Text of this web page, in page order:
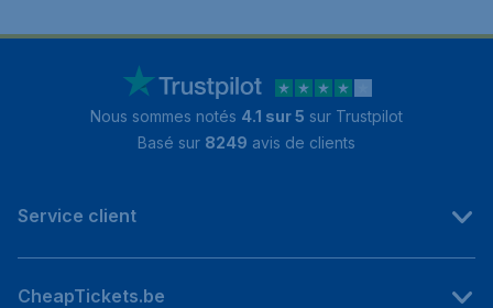
Nous sommes notés 4.1 sur 5 sur Trustpilot
Basé sur 8249 avis de clients
Service client
CheapTickets.be